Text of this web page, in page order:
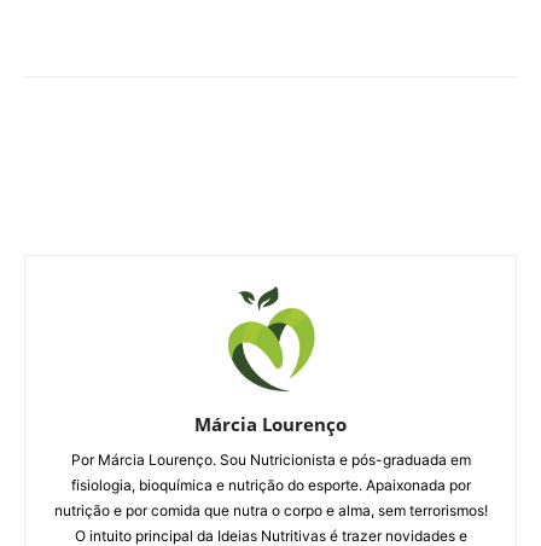
Márcia Lourenço
Por Márcia Lourenço. Sou Nutricionista e pós-graduada em
fisiologia, bioquímica e nutrição do esporte. Apaixonada por
nutrição e por comida que nutra o corpo e alma, sem terrorismos!
O intuito principal da Ideias Nutritivas é trazer novidades e